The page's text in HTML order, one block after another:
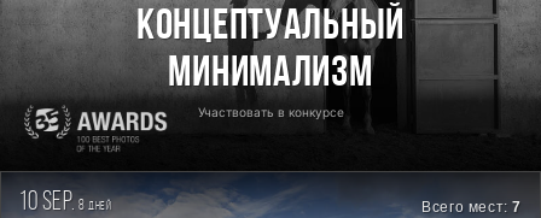
Концептуальный
минимализм
Участвовать в конкурсе
10 sep. 8дней Всего мест:7